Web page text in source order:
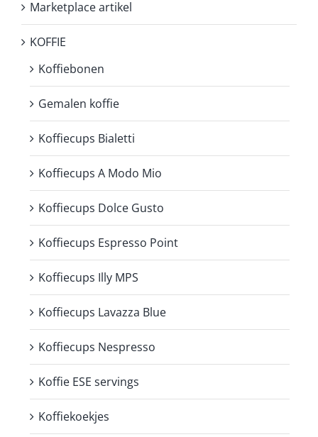
Marketplace artikel
KOFFIE
Koffiebonen
Gemalen koffie
Koffiecups Bialetti
Koffiecups A Modo Mio
Koffiecups Dolce Gusto
Koffiecups Espresso Point
Koffiecups Illy MPS
Koffiecups Lavazza Blue
Koffiecups Nespresso
Koffie ESE servings
Koffiekoekjes